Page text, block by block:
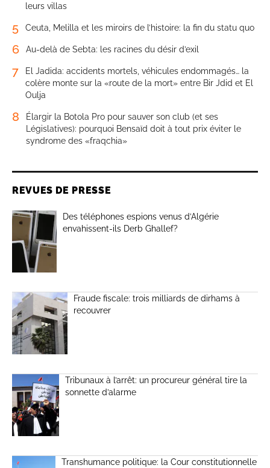
leurs villas
5 Ceuta, Melilla et les miroirs de l’histoire: la fin du statu quo
6 Au-delà de Sebta: les racines du désir d’exil
7
El Jadida: accidents mortels, véhicules endommagés… la
colère monte sur la «route de la mort» entre Bir Jdid et El
Oulja
8
Élargir la Botola Pro pour sauver son club (et ses
Législatives): pourquoi Bensaïd doit à tout prix éviter le
syndrome des «fraqchia»
REVUES DE PRESSE
Des téléphones espions venus d’Algérie
envahissent-ils Derb Ghallef?
Fraude fiscale: trois milliards de dirhams à
recouvrer
Tribunaux à l’arrêt: un procureur général tire la
sonnette d’alarme
Transhumance politique: la Cour constitutionnelle